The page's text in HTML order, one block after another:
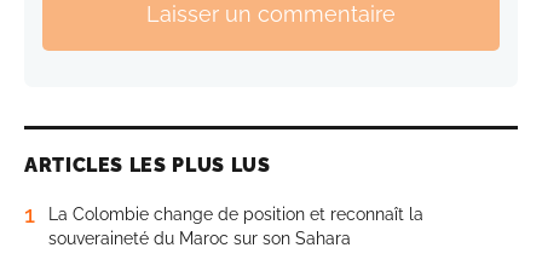
Laisser un commentaire
ARTICLES LES PLUS LUS
1
La Colombie change de position et reconnaît la
souveraineté du Maroc sur son Sahara